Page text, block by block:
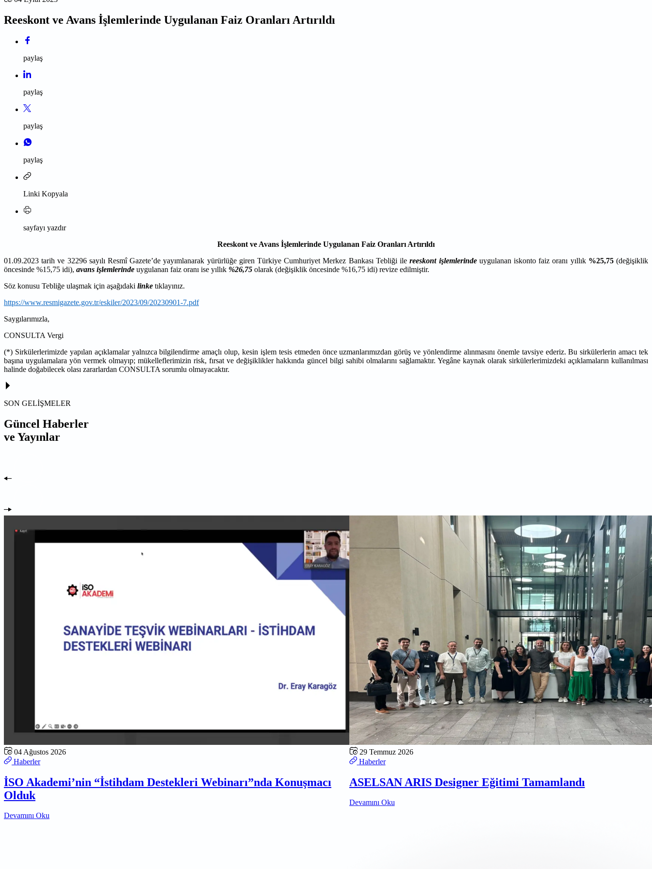
Reeskont ve Avans İşlemlerinde Uygulanan Faiz Oranları Artırıldı
paylaş
paylaş
paylaş
paylaş
Linki Kopyala
sayfayı yazdır
Reeskont ve Avans İşlemlerinde Uygulanan Faiz Oranları Artırıldı
01.09.2023 tarih ve 32296 sayılı Resmî Gazete’de yayımlanarak yürürlüğe giren Türkiye Cumhuriyet Merkez Bankası Tebliği ilereeskont işlemlerinde uygulanan iskonto faiz oranı yıllık%25,75(değişiklik
öncesinde %15,75 idi), avans işlemlerinde uygulanan faiz oranı ise yıllık %26,75 olarak (değişiklik öncesinde %16,75 idi) revize edilmiştir.
Söz konusu Tebliğe ulaşmak için aşağıdaki linke tıklayınız.
https://www.resmigazete.gov.tr/eskiler/2023/09/20230901-7.pdf
Saygılarımızla,
CONSULTA Vergi
(*) Sirkülerlerimizde yapılan açıklamalar yalnızca bilgilendirme amaçlı olup, kesin işlem tesis etmeden önce uzmanlarımızdan görüş ve yönlendirme alınmasını önemle tavsiye ederiz. Bu sirkülerlerin amacı tek
başına uygulamalara yön vermek olmayıp; mükelleflerimizin risk, fırsat ve değişiklikler hakkında güncel bilgi sahibi olmalarını sağlamaktır. Yegâne kaynak olarak sirkülerlerimizdeki açıklamaların kullanılması
halinde doğabilecek olası zararlardan CONSULTA sorumlu olmayacaktır.
SON GELİŞMELER
Güncel Haberler
ve Yayınlar
04 Ağustos 2026
Haberler
İSO Akademi’nin “İstihdam Destekleri Webinarı”nda Konuşmacı
Olduk
Devamını Oku
29 Temmuz 2026
Haberler
ASELSAN ARIS Designer Eğitimi Tamamlandı
Devamını Oku